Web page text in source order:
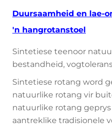
Duursaamheid en lae-
'n hangrotanstoel
Sintetiese teenoor
bestandheid,
Sintetiese rotang word
natuurlike rotang vir
natuurlike rotang geprys
aantreklike tradisionele